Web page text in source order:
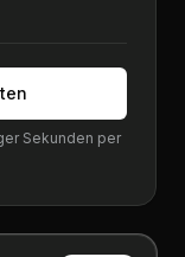
Sekunden per